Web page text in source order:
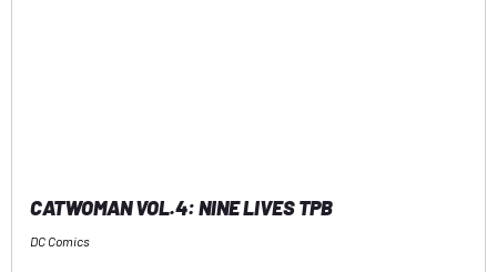
CATWOMAN VOL.4: NINE LIVES TPB
DC Comics